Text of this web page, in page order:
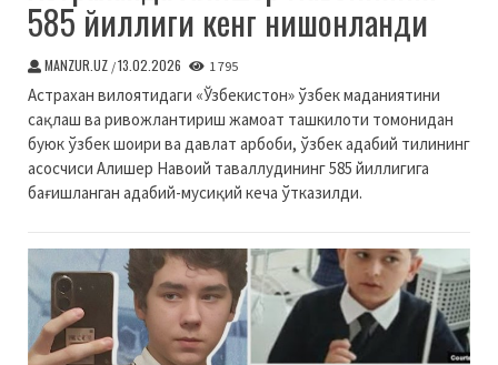
585 йиллиги кенг нишонланди
MANZUR.UZ /13.02.2026 1 795
Астрахан вилоятидаги «Ўзбекистон» ўзбек маданиятини
сақлаш ва ривожлантириш жамоат ташкилоти томонидан
буюк ўзбек шоири ва давлат арбоби, ўзбек адабий тилининг
асосчиси Алишер Навоий таваллудининг 585 йиллигига
бағишланган адабий-мусиқий кеча ўтказилди.